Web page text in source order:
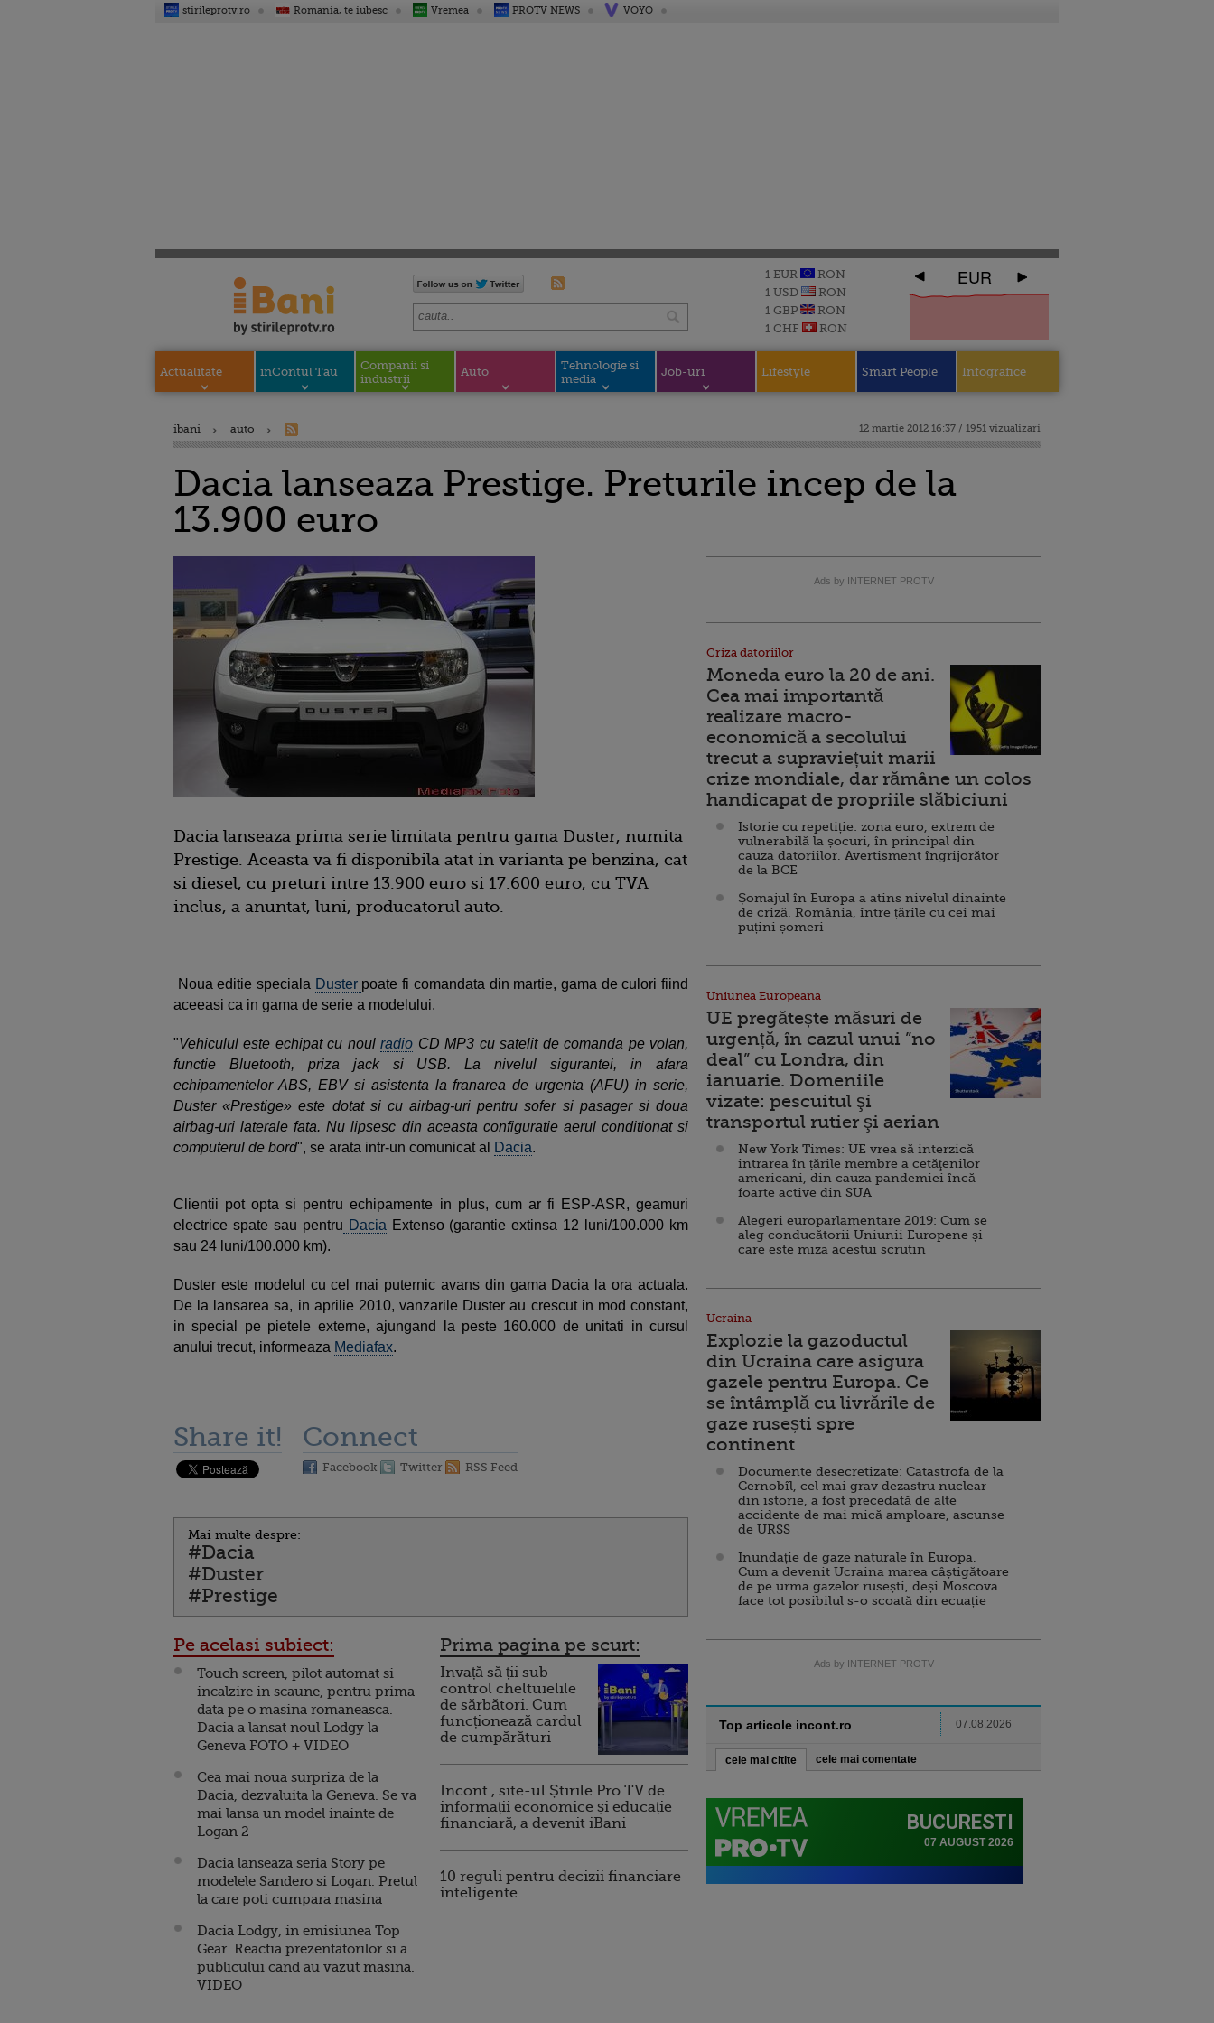
stirileprotv.ro Romania, te iubesc Vremea PROTV NEWS VOYO
1 EUR
RON
1 USD
RON
1 GBP
RON
1 CHF
RON
EUR
Actualitate inContul Tau
Companii si
industrii
Auto
Tehnologie si
media
Job-uri Lifestyle Smart People Infografice
ibani auto 12 martie 2012 16:37 / 1951 vizualizari
Dacia lanseaza Prestige. Preturile incep de la
13.900 euro
Dacia lanseaza prima serie limitata pentru gama Duster, numita
Prestige. Aceasta va fi disponibila atat in varianta pe benzina, cat
si diesel, cu preturi intre 13.900 euro si 17.600 euro, cu TVA
inclus, a anuntat, luni, producatorul auto.
Noua editie speciala Duster poate fi comandata din martie, gama de culori fiind
aceeasi ca in gama de serie a modelului.
"Vehiculul este echipat cu noulradio CD MP3 cu satelit de comanda pe volan,
functie Bluetooth, priza jack si USB. La nivelul sigurantei, in afara
echipamentelor ABS, EBV si asistenta la franarea de urgenta (AFU) in serie,
Duster «Prestige» este dotat si cu airbag-uri pentru sofer si pasager si doua
airbag-uri laterale fata. Nu lipsesc din aceasta configuratie aerul conditionat si
computerul de bord", se arata intr-un comunicat al Dacia.
Clientii pot opta si pentru echipamente in plus, cum ar fi ESP-ASR, geamuri
electrice spate sau pentru Dacia Extenso (garantie extinsa 12 luni/100.000 km
sau 24 luni/100.000 km).
Duster este modelul cu cel mai puternic avans din gama Dacia la ora actuala.
De la lansarea sa, in aprilie 2010, vanzarile Duster au crescut in mod constant,
in special pe pietele externe, ajungand la peste 160.000 de unitati in cursul
anului trecut, informeaza Mediafax.
Share it! Connect
Facebook Twitter RSS Feed
Mai multe despre:
#Dacia
#Duster
#Prestige
Pe acelasi subiect:
Touch screen, pilot automat si
incalzire in scaune, pentru prima
data pe o masina romaneasca.
Dacia a lansat noul Lodgy la
Geneva FOTO + VIDEO
Cea mai noua surpriza de la
Dacia, dezvaluita la Geneva. Se va
mai lansa un model inainte de
Logan 2
Dacia lanseaza seria Story pe
modelele Sandero si Logan. Pretul
la care poti cumpara masina
Dacia Lodgy, in emisiunea Top
Gear. Reactia prezentatorilor si a
publicului cand au vazut masina.
VIDEO
Prima pagina pe scurt:
Invață să ții sub
control cheltuielile
de sărbători. Cum
funcționează cardul
de cumpărături
Incont , site-ul Știrile Pro TV de
informații economice și educație
financiară, a devenit iBani
10 reguli pentru decizii financiare
inteligente
Ads by INTERNET PROTV
Criza datoriilor
Moneda euro la 20 de ani.
Cea mai importantă
realizare macro-
economică a secolului
trecut a supraviețuit marii
crize mondiale, dar rămâne un colos
handicapat de propriile slăbiciuni
Istorie cu repetiție: zona euro, extrem de
vulnerabilă la șocuri, în principal din
cauza datoriilor. Avertisment îngrijorător
de la BCE
Șomajul în Europa a atins nivelul dinainte
de criză. România, între țările cu cei mai
puțini șomeri
Uniunea Europeana
UE pregătește măsuri de
urgență, în cazul unui ”no
deal” cu Londra, din
ianuarie. Domeniile
vizate: pescuitul şi
transportul rutier şi aerian
New York Times: UE vrea să interzică
intrarea în țările membre a cetăţenilor
americani, din cauza pandemiei încă
foarte active din SUA
Alegeri europarlamentare 2019: Cum se
aleg conducătorii Uniunii Europene și
care este miza acestui scrutin
Ucraina
Explozie la gazoductul
din Ucraina care asigura
gazele pentru Europa. Ce
se întâmplă cu livrările de
gaze rusești spre
continent
Documente desecretizate: Catastrofa de la
Cernobîl, cel mai grav dezastru nuclear
din istorie, a fost precedată de alte
accidente de mai mică amploare, ascunse
de URSS
Inundație de gaze naturale în Europa.
Cum a devenit Ucraina marea câștigătoare
de pe urma gazelor rusești, deși Moscova
face tot posibilul s-o scoată din ecuație
Ads by INTERNET PROTV
Top articole incont.ro 07.08.2026
cele mai citite cele mai comentate